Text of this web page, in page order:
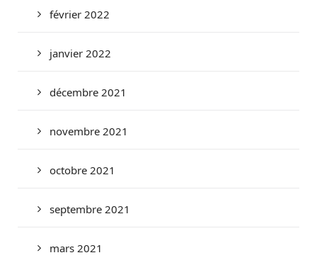
février 2022
janvier 2022
décembre 2021
novembre 2021
octobre 2021
septembre 2021
mars 2021